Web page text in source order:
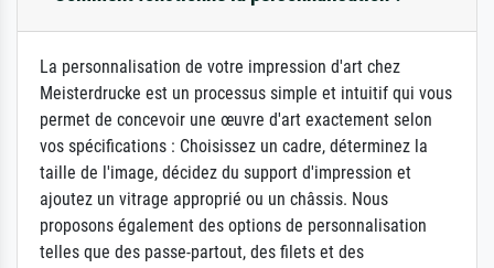
La personnalisation de votre impression d'art chez
Meisterdrucke est un processus simple et intuitif qui vous
permet de concevoir une œuvre d'art exactement selon
vos spécifications : Choisissez un cadre, déterminez la
taille de l'image, décidez du support d'impression et
ajoutez un vitrage approprié ou un châssis. Nous
proposons également des options de personnalisation
telles que des passe-partout, des filets et des